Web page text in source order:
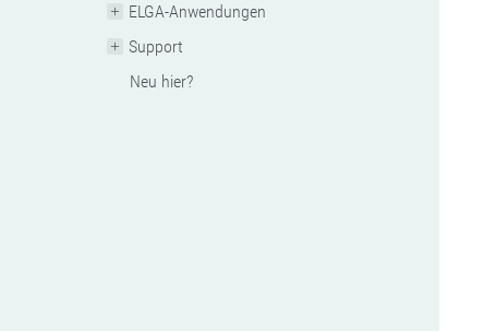
ELGA-Anwendungen
Support
Neu hier?